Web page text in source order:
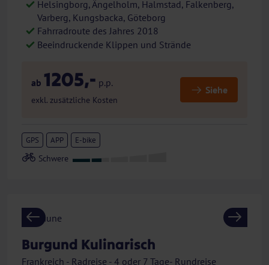
Helsingborg, Ängelholm, Halmstad, Falkenberg,
Varberg, Kungsbacka, Göteborg
Fahrradroute des Jahres 2018
Beeindruckende Klippen und Strände
ab 1205,- p.p.
exkl. zusätzliche Kosten
Siehe
GPS APP E-bike
Previous Next
Burgund Kulinarisch
Frankreich - Radreise - 4 oder 7 Tage- Rundreise